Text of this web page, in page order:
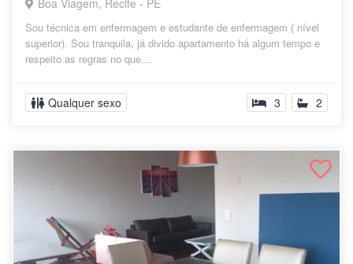
Boa Viagem, Recife - PE
Sou técnica em enfermagem e estudante de enfermagem ( nível
superior). Sou tranquila, já divido apartamento há algum tempo e
respeito as regras no que...
Qualquer sexo 3 2